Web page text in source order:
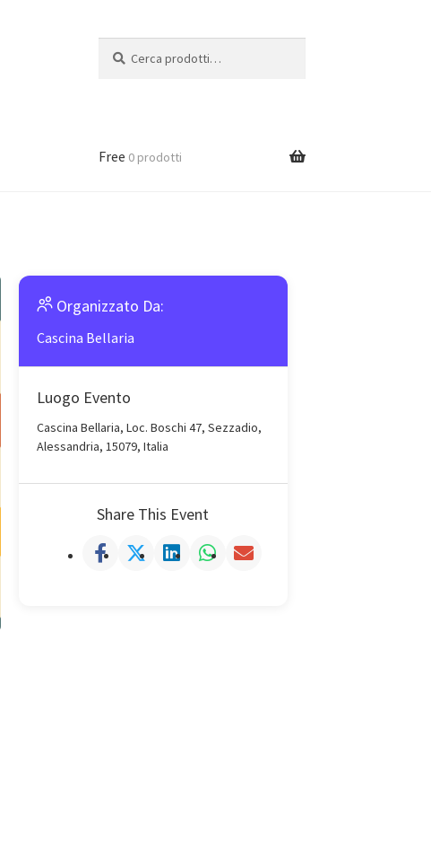
Free 0 prodotti
Organizzato Da:
Cascina Bellaria
Luogo Evento
Cascina Bellaria, Loc. Boschi 47, Sezzadio,
Alessandria, 15079, Italia
Share This Event